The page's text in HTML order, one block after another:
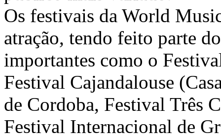
Os festivais da World
atração, tendo feito parte
importantes como o
Festival Cajandalouse
de Cordoba, Festival Três
Festival Internacional de